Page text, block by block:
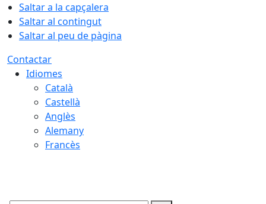
Saltar a la capçalera
Saltar al contingut
Saltar al peu de pàgina
Contactar
Idiomes
Català
Castellà
Anglès
Alemany
Francès